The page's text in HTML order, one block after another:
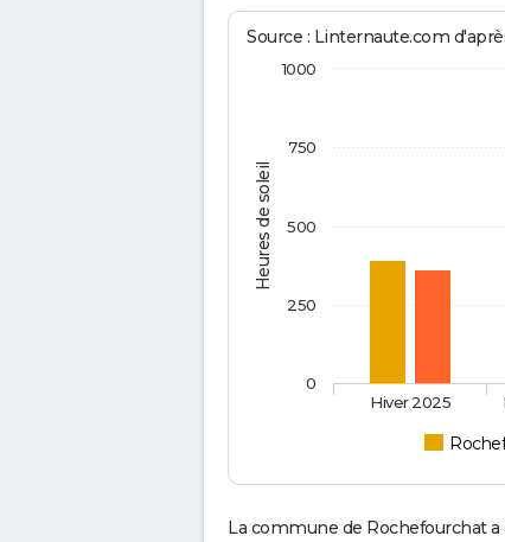
Heures de soleil
Source : Linternaute.com
Hiver 2025
0
250
500
750
1000
La commune de Rochefourchat